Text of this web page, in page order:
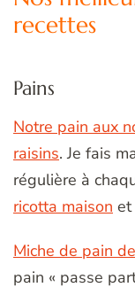
recettes
Pains
Notre pain aux
raisins. Je fais
régulière à
ricotta maison et
Miche de pain
pain « passe